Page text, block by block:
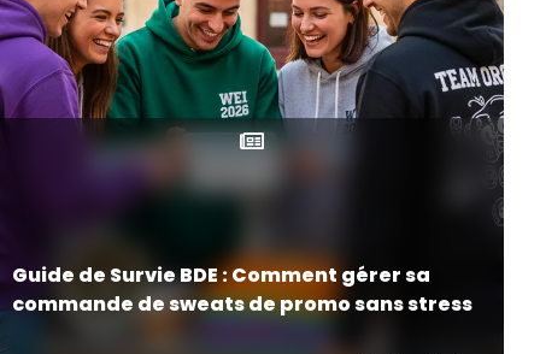
Guide de Survie BDE : Comment gérer sa
commande de sweats de promo sans stress